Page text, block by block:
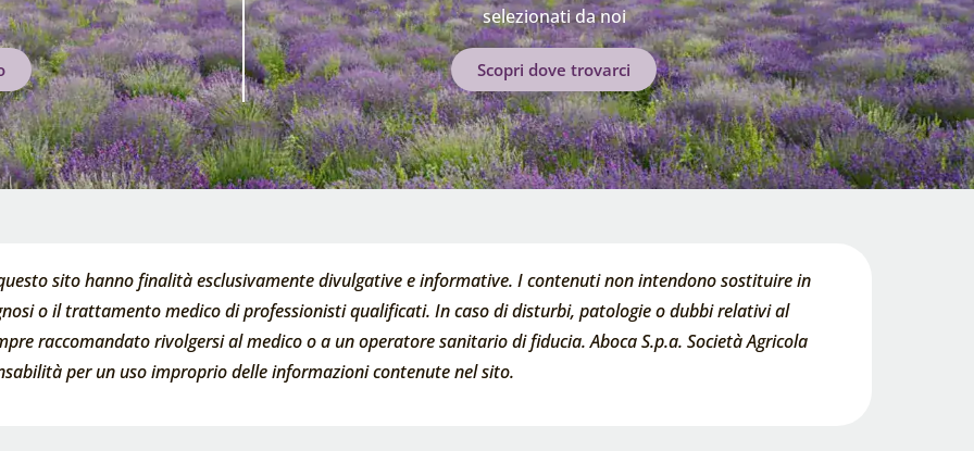
selezionati da noi
Scopri dove trovarci
sito hanno finalità esclusivamente divulgative e informative. I contenuti non intendono sostituire in
o il trattamento medico di professionisti qualificati. In caso di disturbi, patologie o dubbi relativi al
raccomandato rivolgersi al medico o a un operatore sanitario di fiducia. Aboca S.p.a. Società Agricola
per un uso improprio delle informazioni contenute nel sito.